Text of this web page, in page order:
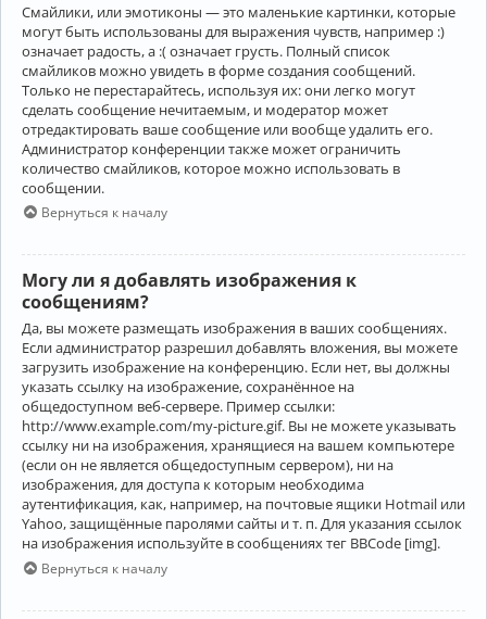
Смайлики, или эмотиконы — это маленькие картинки, которые
могут быть использованы для выражения чувств, например :)
означает радость, а :( означает грусть. Полный список
смайликов можно увидеть в форме создания сообщений.
Только не перестарайтесь, используя их: они легко могут
сделать сообщение нечитаемым, и модератор может
отредактировать ваше сообщение или вообще удалить его.
Администратор конференции также может ограничить
количество смайликов, которое можно использовать в
сообщении.
Вернуться к началу
Могу ли я добавлять изображения к
сообщениям?
Да, вы можете размещать изображения в ваших сообщениях.
Если администратор разрешил добавлять вложения, вы можете
загрузить изображение на конференцию. Если нет, вы должны
указать ссылку на изображение, сохранённое на
общедоступном веб-сервере. Пример ссылки:
http://www.example.com/my-picture.gif. Вы не можете указывать
ссылку ни на изображения, хранящиеся на вашем компьютере
(если он не является общедоступным сервером), ни на
изображения, для доступа к которым необходима
аутентификация, как, например, на почтовые ящики Hotmail или
Yahoo, защищённые паролями сайты и т. п. Для указания ссылок
на изображения используйте в сообщениях тег BBCode [img].
Вернуться к началу